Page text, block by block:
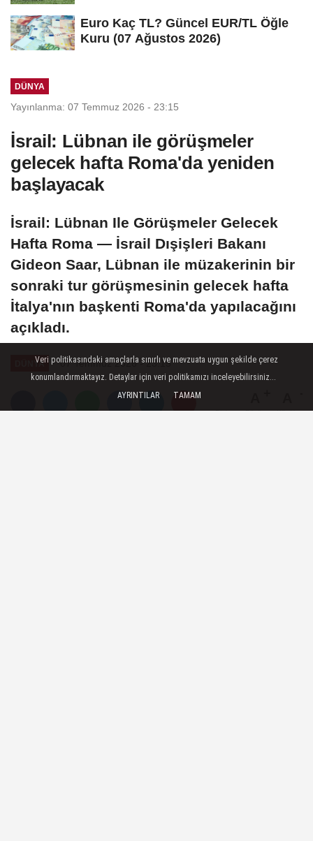
Euro Kaç TL? Güncel EUR/TL Öğle
Kuru (07 Ağustos 2026)
DÜNYA
Yayınlanma: 07 Temmuz 2026 - 23:15
İsrail: Lübnan ile görüşmeler
gelecek hafta Roma'da yeniden
başlayacak
İsrail: Lübnan Ile Görüşmeler Gelecek
Hafta Roma — İsrail Dışişleri Bakanı
Gideon Saar, Lübnan ile müzakerinin bir
sonraki tur görüşmesinin gelecek hafta
İtalya'nın başkenti Roma'da yapılacağını
açıkladı.
DÜNYA 07 Temmuz 2026 - 23:15
Dinle Büyüt Küçült
Veri politikasındaki amaçlarla sınırlı ve mevzuata uygun şekilde çerez
konumlandırmaktayız. Detaylar için veri politikamızı inceleyebilirsiniz...
AYRINTILAR
TAMAM